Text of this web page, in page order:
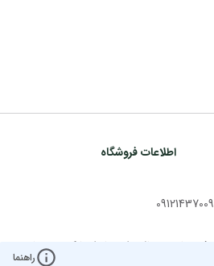
راهنما
اطلاعات فروشگاه
09121437009
دفتر: ولیعصر بالاتر از چهارراه پارک وی نبش